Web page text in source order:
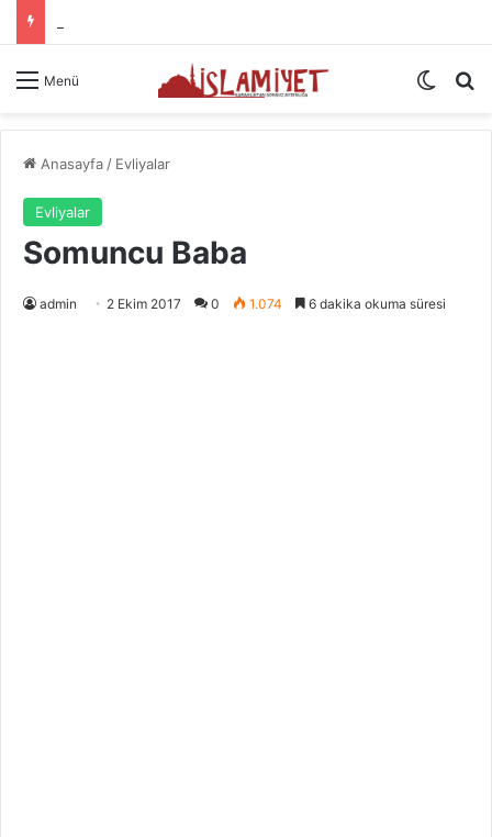
Menü Dış
Anasayfa/ Evliyalar
Evliyalar
Somuncu Baba
admin 2 Ekim 2017 0 1.074 6 dakika okuma süresi